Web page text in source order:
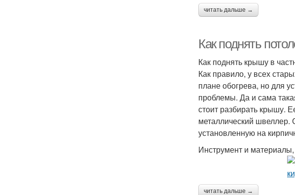
читать дальше →
Как поднять
Как поднять крышу в
Как правило, у всех
плане обогрева, но для
проблемы. Да и сама
стоит разбирать крышу.
металлический швеллер.
установленную на
Инструмент и
читать дальше →